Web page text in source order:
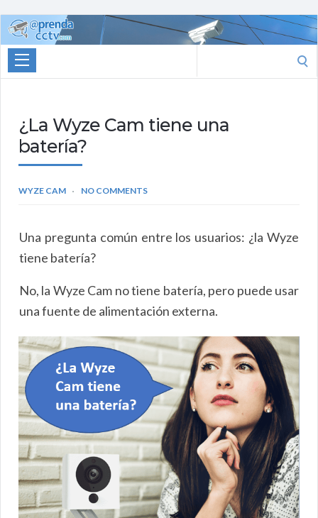
Aprenda
CCTV
for:
¿La Wyze Cam tiene una
batería?
WYZE CAM NO COMMENTS
Una pregunta común entre los usuarios: ¿la Wyze
tiene batería?
No, la Wyze Cam no tiene batería, pero puede usar
una fuente de alimentación externa.